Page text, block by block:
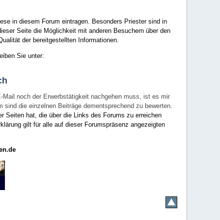
in diesem Forum eintragen. Besonders Priester sind in
Seite die Möglichkeit mit anderen Besuchern über den
der bereitgestellten Informationen.
Sie unter:
noch der Erwerbstätigkeit nachgehen muss, ist es mir
die einzelnen Beiträge dementsprechend zu bewerten.
Seiten hat, die über die Links des Forums zu erreichen
gilt für alle auf dieser Forumspräsenz angezeigten